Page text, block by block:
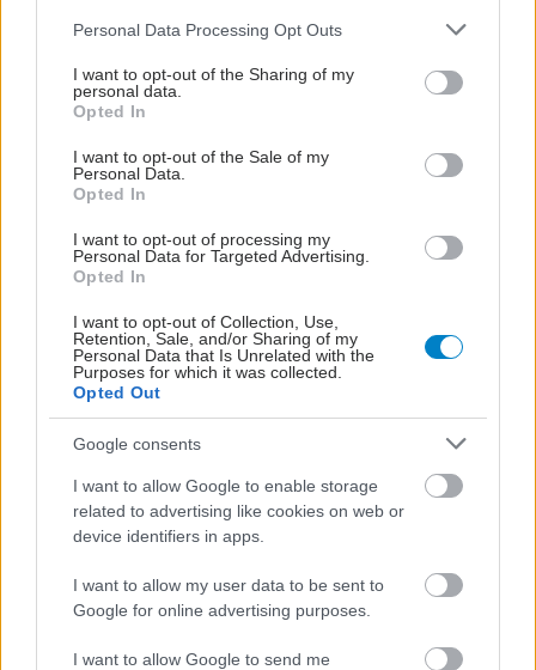
Please note that this website/app uses one or more Google
not limited to your visit or usage behaviour. You may click to
grant or deny consent to Google and its third-party tags to
use your data for below specified purposes in below Google
consent section.
Personal Data Processing Opt Outs
I want to opt-out of the Sharing of my
personal data.
Opted In
I want to opt-out of the Sale of my
Personal Data.
Opted In
I want to opt-out of processing my
Personal Data for Targeted Advertising.
Opted In
I want to opt-out of Collection, Use,
Retention, Sale, and/or Sharing of my
Personal Data that Is Unrelated with the
Purposes for which it was collected.
Opted Out
Google consents
I want to allow Google to enable storage
related to advertising like cookies on web or
device identifiers in apps.
I want to allow my user data to be sent to
Google for online advertising purposes.
I want to allow Google to send me